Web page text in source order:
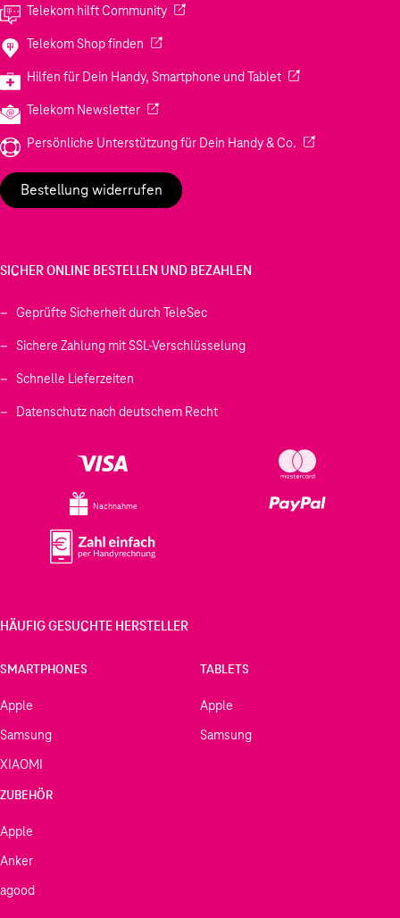
Telekom hilft Community(Wird in einem neuen Tab geöffnet)
Telekom Shop finden (Wird in einem neuen Tab geöffnet)
Hilfen für Dein Handy, Smartphone und Tablet(Wird in einem
Telekom Newsletter(Wird in einem neuen Tab geöffnet)
Persönliche Unterstützung für Dein Handy & Co. (Wird in einem
Bestellung widerrufen
SICHER ONLINE BESTELLEN UND BEZAHLEN
Geprüfte Sicherheit durch TeleSec
Sichere Zahlung mit SSL-Verschlüsselung
Schnelle Lieferzeiten
Datenschutz nach deutschem Recht
Nachnahme
HÄUFIG GESUCHTE HERSTELLER
SMARTPHONES
Apple
Samsung
XIAOMI
TABLETS
Apple
Samsung
ZUBEHÖR
Apple
Anker
agood